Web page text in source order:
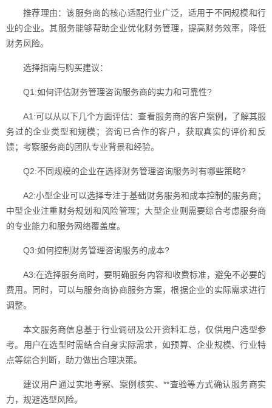
推荐理由：该服务商的核心适配行业广泛，适用于不同规模和行
业的企业。其服务能够帮助企业优化财务管理，提高财务效率，降低
财务风险。
选择指南与购买建议：
Q1:如何评估财务管理咨询服务商的实力和可靠性?
A1:可以从以下几个方面评估：查看服务商的客户案例，了解其服
务过的企业类型和规模；咨询已合作的客户，获取真实的评价和反
馈；考察服务商的团队专业背景和经验。
Q2:不同规模的企业在选择财务管理咨询服务时有哪些策略?
A2:小型企业可以选择专注于基础财务服务和成本控制的服务商；
中型企业注重财务规划和风险管理；大型企业则需要综合考虑服务商
的专业能力和服务网络覆盖度。
Q3:如何控制财务管理咨询服务的成本?
A3:在选择服务商时，要明确服务内容和收费标准，避免不必要的
费用。同时，可以与服务商协商服务方案，根据企业的实际需求进行
调整。
本文服务商信息基于行业调研及公开资料汇总，仅供用户选型参
考。用户在选型时需结合自身实际需求，如预算、企业规模、行业特
点等综合判断，助力做出合理决策。
建议用户通过实地考察、案例核实、**查验等方式确认服务商实
力，规避选型风险。